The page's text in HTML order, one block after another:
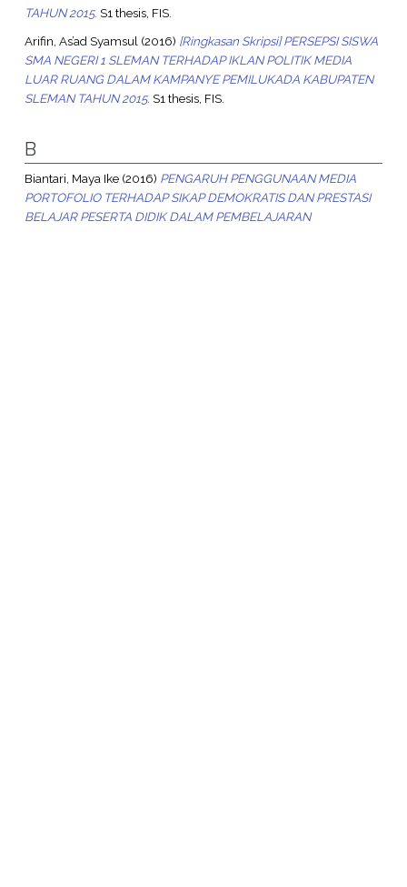
TAHUN 2015. S1 thesis, FIS.
Arifin, As’ad Syamsul (2016) [Ringkasan Skripsi] PERSEPSI SISWA
SMA NEGERI 1 SLEMAN TERHADAP IKLAN POLITIK MEDIA
LUAR RUANG DALAM KAMPANYE PEMILUKADA KABUPATEN
SLEMAN TAHUN 2015. S1 thesis, FIS.
B
Biantari, Maya Ike(2016) PENGARUH PENGGUNAAN MEDIA
PORTOFOLIO TERHADAP SIKAP DEMOKRATIS DAN PRESTASI
BELAJAR PESERTA DIDIK DALAM PEMBELAJARAN